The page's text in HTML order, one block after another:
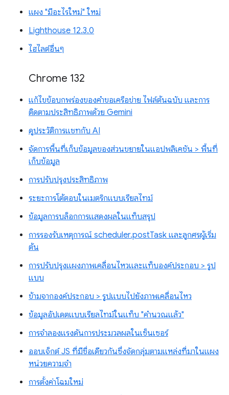
แผง "มีอะไรใหม่" ใหม่
Lighthouse 12.3.0
ไฮไลต์อื่นๆ
Chrome 132
แก้ไขข้อบกพร่องของคำขอเครือข่าย ไฟล์ต้นฉบับ และการ
ติดตามประสิทธิภาพด้วย Gemini
ดูประวัติการแชทกับ AI
จัดการพื้นที่เก็บข้อมูลของส่วนขยายในแอปพลิเคชัน > พื้นที่
เก็บข้อมูล
การปรับปรุงประสิทธิภาพ
ระยะการโต้ตอบในเมตริกแบบเรียลไทม์
ข้อมูลการบล็อกการแสดงผลในแท็บสรุป
การรองรับเหตุการณ์ scheduler.postTask และลูกศรผู้เริ่ม
ต้น
การปรับปรุงแผงภาพเคลื่อนไหวและแท็บองค์ประกอบ > รูป
แบบ
ข้ามจากองค์ประกอบ > รูปแบบไปยังภาพเคลื่อนไหว
ข้อมูลอัปเดตแบบเรียลไทม์ในแท็บ "คำนวณแล้ว"
การจำลองแรงดันการประมวลผลในเซ็นเซอร์
ออบเจ็กต์ JS ที่มีชื่อเดียวกันซึ่งจัดกลุ่มตามแหล่งที่มาในแผง
หน่วยความจำ
การตั้งค่าโฉมใหม่